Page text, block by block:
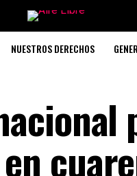
NUESTROS DERECHOS